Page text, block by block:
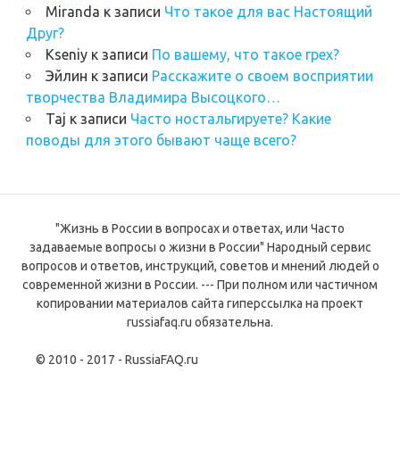
Miranda к записи Что такое для вас Настоящий
Друг?
Kseniyк записи По вашему, что такое грех?
Эйлин к записи Расскажите о своем восприятии
творчества Владимира Высоцкого…
Taj к записи Часто ностальгируете? Какие
поводы для этого бывают чаще всего?
"Жизнь в России в вопросах и ответах, или Часто
задаваемые вопросы о жизни в России" Народный сервис
вопросов и ответов, инструкций, советов и мнений людей о
современной жизни в России. --- При полном или частичном
копировании материалов сайта гиперссылка на проект
russiafaq.ru обязательна.
© 2010 - 2017 - RussiaFAQ.ru